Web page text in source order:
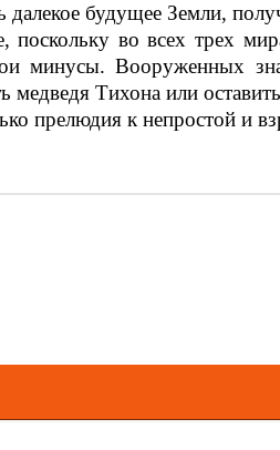
будущее Земли,
поскольку во всех трех
минусы. Вооруженных
Тихона или
прелюдия к непростой и